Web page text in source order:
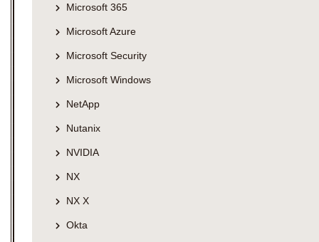
Microsoft 365
Microsoft Azure
Microsoft Security
Microsoft Windows
NetApp
Nutanix
NVIDIA
NX
NX X
Okta